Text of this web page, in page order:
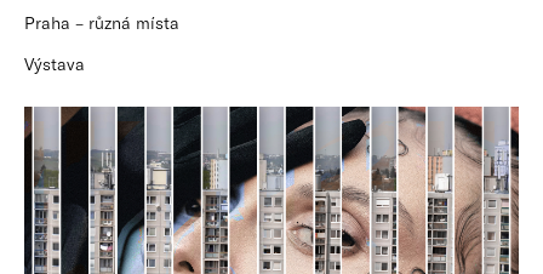
Praha – různá místa
Výstava